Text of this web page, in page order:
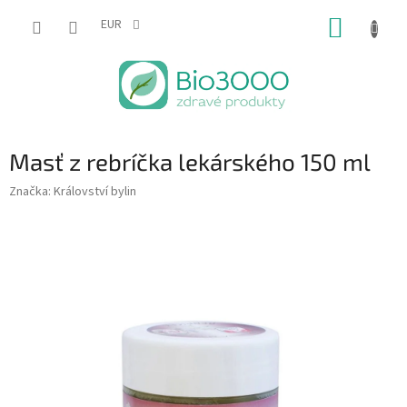
EUR
Masť z rebríčka lekárského 150 ml
Značka: Království bylin